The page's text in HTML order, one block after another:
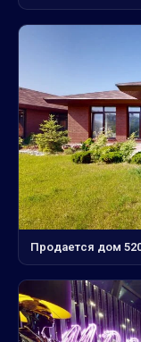
Продается дом